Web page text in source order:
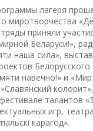
лагеря
миротворчества
приняли
Беларуси!»,
наша сила»,
навечно!» и
«Славянский
талантов
игр,
карагод».